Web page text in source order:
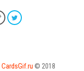
CardsGif.ru © 2018